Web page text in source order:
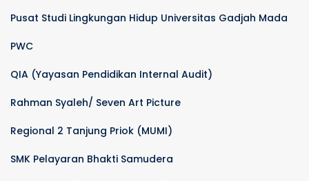
Pusat Studi Lingkungan Hidup Universitas Gadjah Mada
PWC
QIA (Yayasan Pendidikan Internal Audit)
Rahman Syaleh/ Seven Art Picture
Regional 2 Tanjung Priok (MUMI)
SMK Pelayaran Bhakti Samudera